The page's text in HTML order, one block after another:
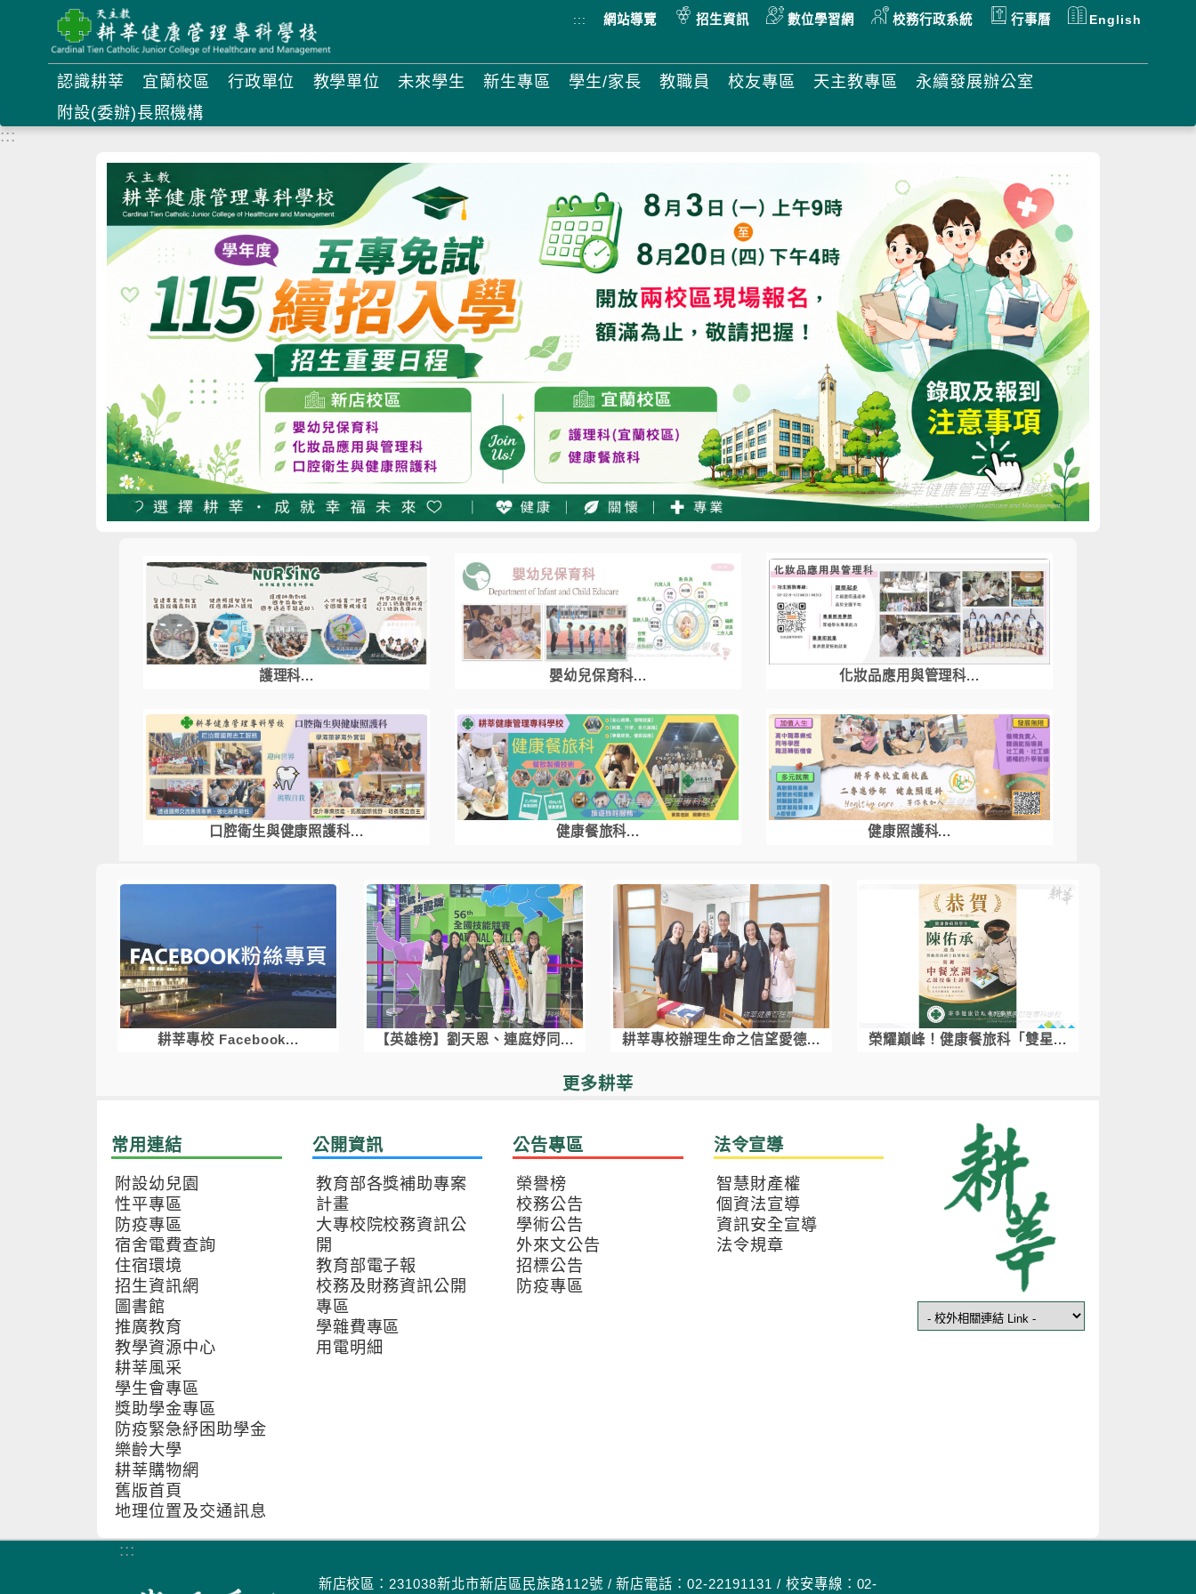
容
::: 網站導覽 招生資訊 數位學習網 校務行政系統 行事曆 English
認識耕莘 宜蘭校區 行政單位 教學單位 未來學生 新生專區 學生/家長 教職員 校友專區 天主教專區
永續發展辦公室
附設(委辦)長照機構
:::
護理科... 嬰幼兒保育科... 化妝品應用與管理科...
口腔衛生與健康照護科... 健康餐旅科... 健康照護科...
耕莘專校 Facebook... 【英雄榜】劉天恩、連庭妤同... 耕莘專校辦理生命之信望愛德... 榮耀巔峰！健康餐旅科「雙星...
更多耕莘
常用連結
附設幼兒園
性平專區
防疫專區
宿舍電費查詢
住宿環境
招生資訊網
圖書館
推廣教育
教學資源中心
耕莘風采
學生會專區
獎助學金專區
防疫緊急紓困助學金
樂齡大學
耕莘購物網
舊版首頁
地理位置及交通訊息
公開資訊
教育部各獎補助專案
計畫
大專校院校務資訊公
開
教育部電子報
校務及財務資訊公開
專區
學雜費專區
用電明細
公告專區
榮譽榜
校務公告
學術公告
外來文公告
招標公告
防疫專區
法令宣導
智慧財產權
個資法宣導
資訊安全宣導
法令規章
:::
新店校區：231038新北市新店區民族路112號 / 新店電話：02-22191131 / 校安專線：02-